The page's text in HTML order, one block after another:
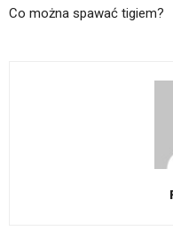
Co można spawać tigiem?